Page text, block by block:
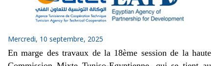
Mercredi, 10 septembre, 2025
En marge des travaux de la 18ème session de la haute